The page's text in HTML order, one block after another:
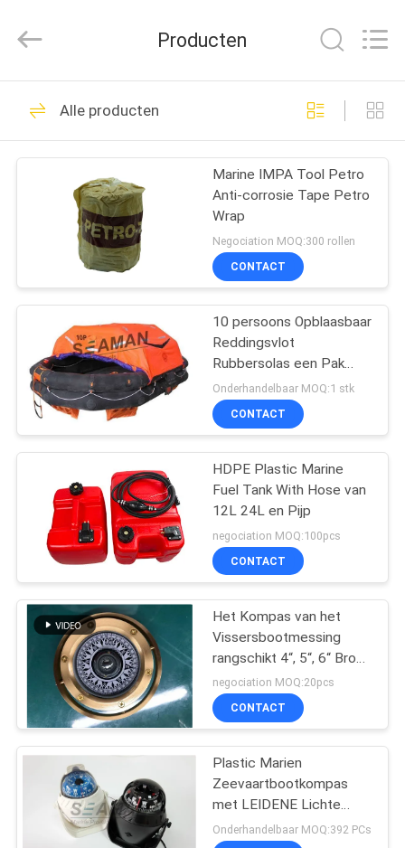
HUIS
PRODUCTEN
VIDEOS
ONGEVEER
ONS
FABRIEKSREIS
KWALITEITSCONTROLE
COMPANY
NEWS
SITEMAP
PRIVACY
POLICY
Co.,Ltd..
Marien
Reddingsvest
34
Reddingsvestlicht
24
27
Aërobe Apparaten
Producten
Alle producten
Marine IMPA Tool Petro
Anti-corrosie Tape Petro
Wrap
Negociation MOQ:300 rollen
CONTACT
10 persoons Opblaasbaar
Reddingsvlot
Rubbersolas een Pak
voor Mariene het
Levensbesparing
Onderhandelbaar MOQ:1 stk
CONTACT
HDPE Plastic Marine
Fuel Tank With Hose van
12L 24L en Pijp
negociation MOQ:100pcs
CONTACT
Het Kompas van het
Vissersbootmessing
rangschikt 4“, 5“, 6“ Brons
Zeevaart Magnetisch
Kompas met Houten
Doos
negociation MOQ:20pcs
CONTACT
Plastic Marien
Zeevaartbootkompas
met LEIDENE Lichte
Witte/Zwarte Kleur
Onderhandelbaar MOQ:392 PCs